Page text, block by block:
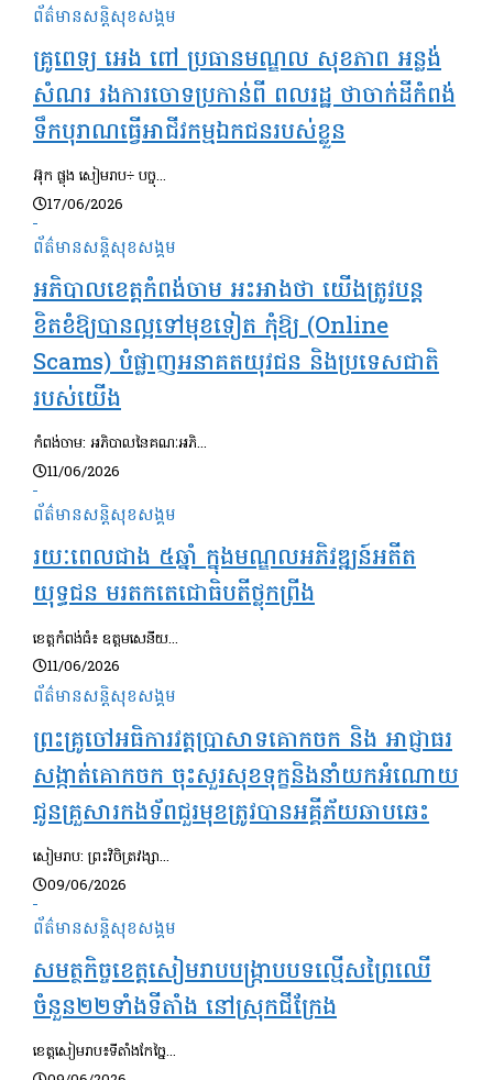
ព័ត៌មានសន្តិសុខ​សង្គម
គ្រូពេទ្យ អេង ពៅ ប្រធានមណ្ឌល សុខភាព អន្លង់
សំណរ រងការចោទប្រកាន់ពី ពលរដ្ឋ ថាចាក់ដីកំពង់
ទឹកបុរាណធ្វើអាជីវកម្មឯកជនរបស់ខ្លួន
អ៊ុក ផ្លុង សៀមរាប÷ បច្ចុ...
17/06/2026
ព័ត៌មានសន្តិសុខ​សង្គម
អភិបាលខេត្តកំពង់ចាម អះអាងថា យើងត្រូវបន្ត
ខិតខំឱ្យបានល្អទៅមុខទៀត កុំឱ្យ (Online
Scams) បំផ្លាញអនាគតយុវជន និងប្រទេសជាតិ
របស់យើង
កំពង់ចាម: អភិបាលនៃគណៈអភិ...
11/06/2026
ព័ត៌មានសន្តិសុខ​សង្គម
រយៈពេលជាង ៥ឆ្នាំ ក្នុងមណ្ឌលអភិវឌ្ឍន៍អតីត
យុទ្ធជន មរតកតេជោធិបតីថ្លុកព្រីង
ខេត្តកំពង់ធំ៖ ឧត្តមសេនីយ...
11/06/2026
ព័ត៌មានសន្តិសុខ​សង្គម
ព្រះគ្រូចៅអធិការវត្តប្រាសាទគោកចក និង អាជ្ញាធរ
សង្កាត់គោកចក ចុះសួរសុខទុក្ខនិងនាំយកអំណោយ
ជូនគ្រួសារកងទ័ពជួរមុខត្រូវបានអគ្គីភ័យឆាបឆេះ
សៀមរាប: ព្រះវិចិត្រវង្សា...
09/06/2026
ព័ត៌មានសន្តិសុខ​សង្គម
សមត្ថកិច្ចខេត្តសៀមរាបបង្ក្រាបបទល្មើសព្រៃឈើ
ចំនួន២២ទាំងទីតាំង នៅស្រុកជីក្រែង
ខេត្តសៀមរាប៖ទីតាំងកែច្នៃ...